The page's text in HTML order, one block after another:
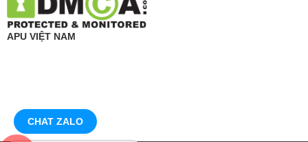
APU VIỆT NAM
CHAT ZALO